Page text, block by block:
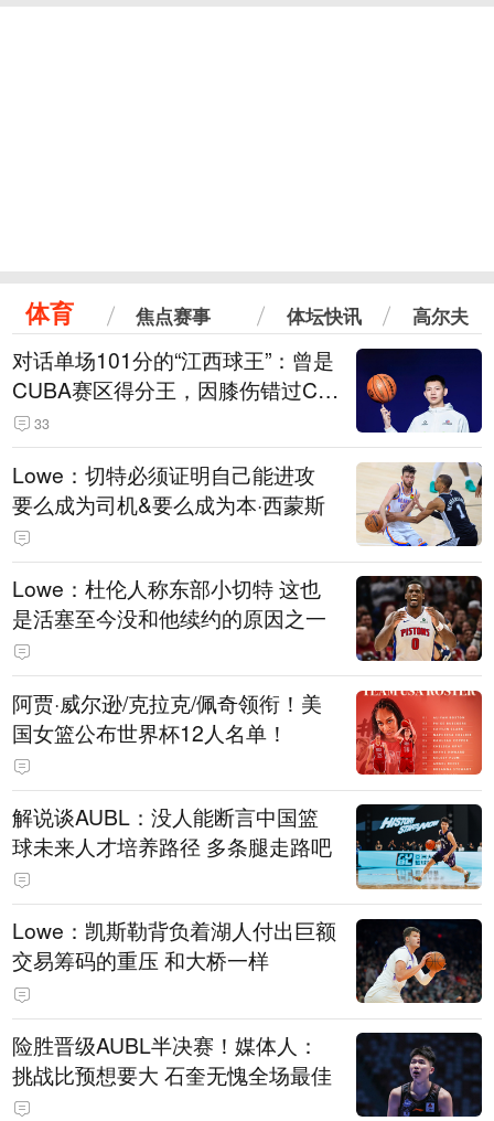
体育 焦点赛事 体坛快讯 高尔夫
对话单场101分的“江西球王”：曾是
CUBA赛区得分王，因膝伤错过CB
A选秀
33
Lowe：切特必须证明自己能进攻
要么成为司机&要么成为本·西蒙斯
Lowe：杜伦人称东部小切特 这也
是活塞至今没和他续约的原因之一
阿贾·威尔逊/克拉克/佩奇领衔！美
国女篮公布世界杯12人名单！
解说谈AUBL：没人能断言中国篮
球未来人才培养路径 多条腿走路吧
Lowe：凯斯勒背负着湖人付出巨额
交易筹码的重压 和大桥一样
险胜晋级AUBL半决赛！媒体人：
挑战比预想要大 石奎无愧全场最佳